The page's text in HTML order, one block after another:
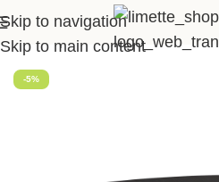
Skip to navigation
Skip to main content
>Shop>Essen> Esstische
-5%